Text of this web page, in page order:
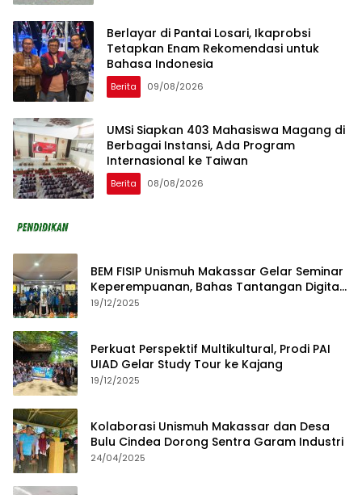
Berlayar di Pantai Losari, Ikaprobsi
Tetapkan Enam Rekomendasi untuk
Bahasa Indonesia
Berita 09/08/2026
UMSi Siapkan 403 Mahasiswa Magang di
Berbagai Instansi, Ada Program
Internasional ke Taiwan
Berita 08/08/2026
BEM FISIP Unismuh Makassar Gelar Seminar
Keperempuanan, Bahas Tantangan Digital
dan Budaya Lokal
19/12/2025
Perkuat Perspektif Multikultural, Prodi PAI
UIAD Gelar Study Tour ke Kajang
19/12/2025
Kolaborasi Unismuh Makassar dan Desa
Bulu Cindea Dorong Sentra Garam Industri
24/04/2025